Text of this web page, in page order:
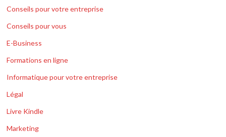
Conseils pour votre entreprise
Conseils pour vous
E-Business
Formations en ligne
Informatique pour votre entreprise
Légal
Livre Kindle
Marketing